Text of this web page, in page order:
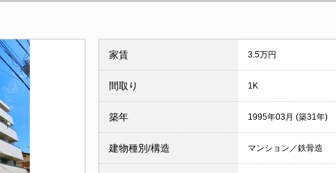
家賃 3.5万円
間取り 1K
築年 1995年03月 (築31年)
建物種別/構造 マンション／鉄骨造